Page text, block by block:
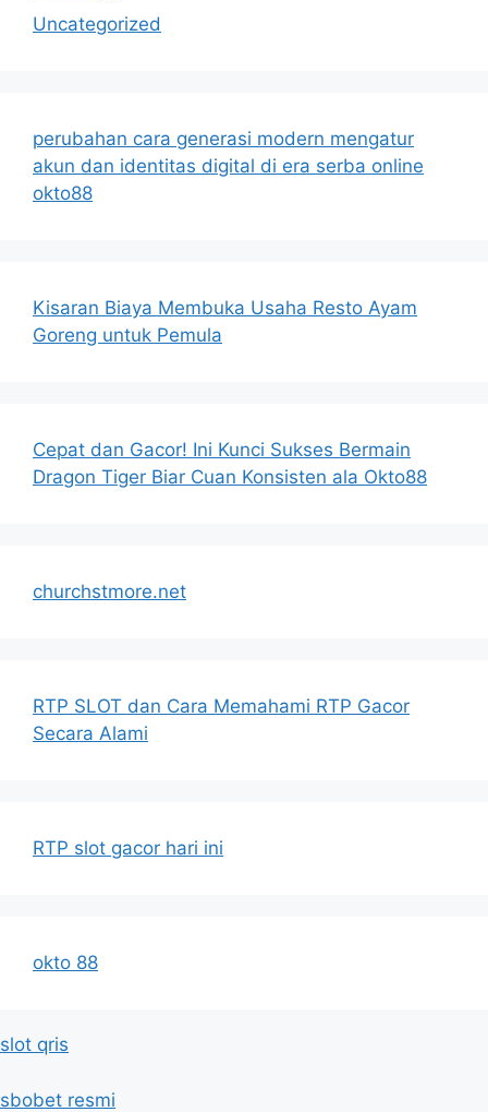
Uncategorized
perubahan cara generasi modern mengatur
akun dan identitas digital di era serba online
okto88
Kisaran Biaya Membuka Usaha Resto Ayam
Goreng untuk Pemula
Cepat dan Gacor! Ini Kunci Sukses Bermain
Dragon Tiger Biar Cuan Konsisten ala Okto88
churchstmore.net
RTP SLOT dan Cara Memahami RTP Gacor
Secara Alami
RTP slot gacor hari ini
okto 88
slot qris
sbobet resmi